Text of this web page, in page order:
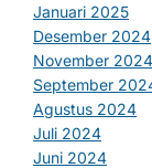
Januari 2025
Desember 2024
November 2024
September
Agustus 2024
Juli 2024
Juni 2024